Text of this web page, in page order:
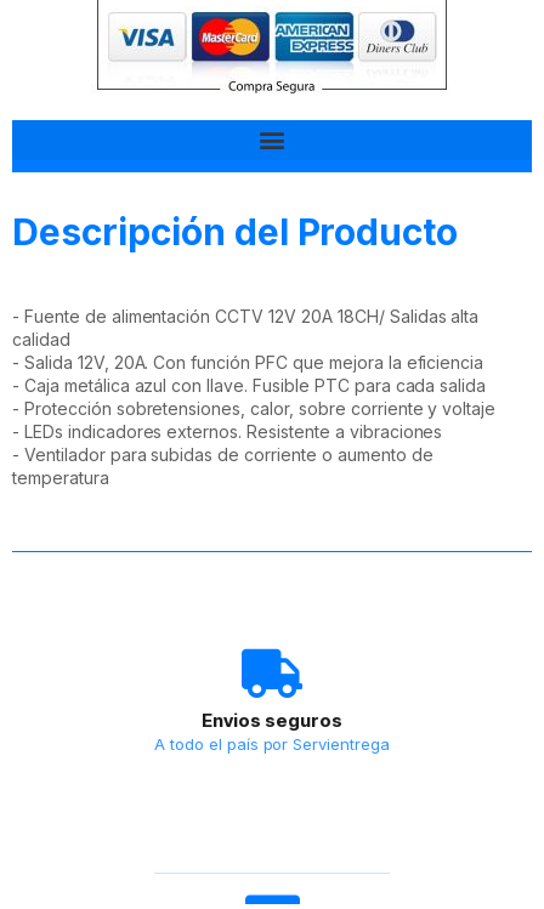
Descripción del Producto
- Fuente de alimentación CCTV 12V 20A 18CH/ Salidas alta
calidad
- Salida 12V, 20A. Con función PFC que mejora la eficiencia
- Caja metálica azul con llave. Fusible PTC para cada salida
- Protección sobretensiones, calor, sobre corriente y voltaje
- LEDs indicadores externos. Resistente a vibraciones
- Ventilador para subidas de corriente o aumento de
temperatura
Envios seguros
A todo el país por Servientrega